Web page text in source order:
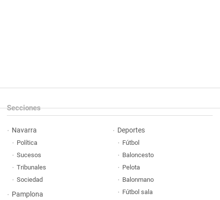
Secciones
Navarra
Política
Sucesos
Tribunales
Sociedad
Pamplona
Deportes
Fútbol
Baloncesto
Pelota
Balonmano
Fútbol sala